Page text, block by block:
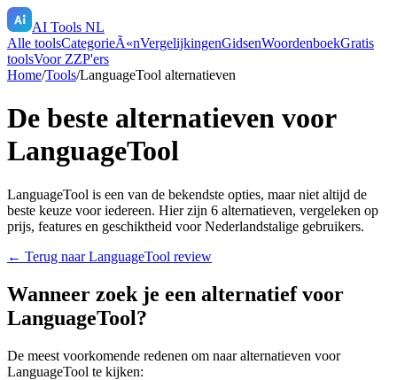
AI Tools NL
Alle toolsCategorieÃ«nVergelijkingenGidsenWoordenboekGratis
toolsVoor ZZP'ers
Home/Tools/LanguageTool alternatieven
De beste alternatieven voor
LanguageTool
LanguageTool is een van de bekendste opties, maar niet altijd de
beste keuze voor iedereen. Hier zijn 6 alternatieven, vergeleken op
prijs, features en geschiktheid voor Nederlandstalige gebruikers.
← Terug naarLanguageTool review
Wanneer zoek je een alternatief voor
LanguageTool?
De meest voorkomende redenen om naar alternatieven voor
LanguageTool te kijken: